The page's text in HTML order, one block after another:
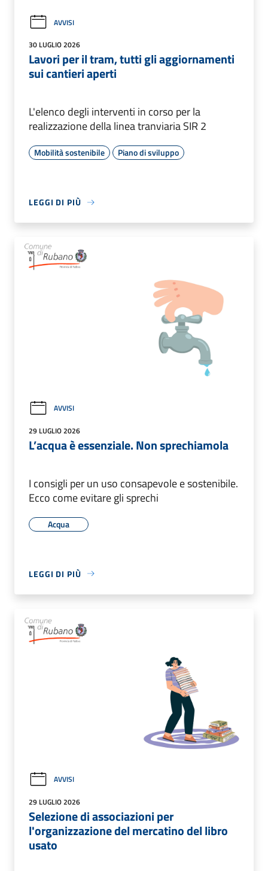
AVVISI
30 LUGLIO 2026
Lavori per il tram, tutti gli aggiornamenti
sui cantieri aperti
L'elenco degli interventi in corso per la
realizzazione della linea tranviaria SIR 2
Mobilità sostenibile Piano di sviluppo
LEGGI DI PIÙ
AVVISI
29 LUGLIO 2026
L’acqua è essenziale. Non sprechiamola
I consigli per un uso consapevole e sostenibile.
Ecco come evitare gli sprechi
Acqua
LEGGI DI PIÙ
AVVISI
29 LUGLIO 2026
Selezione di associazioni per
l'organizzazione del mercatino del libro
usato